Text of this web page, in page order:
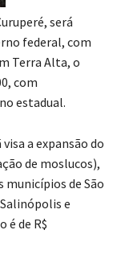
será
federal, com
Terra Alta, o
com
estadual.
a expansão do
de moslucos),
municípios de São
e
é de R$